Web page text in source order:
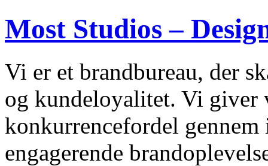
Most Studios –
Vi er et brandbureau, der
og kundeloyalitet. Vi giver
konkurrencefordel
engagerende